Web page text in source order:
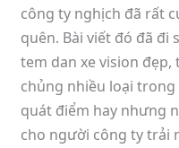
công ty nghịch đã rất
quên. Bài viết đó đã đi
tem dan xe vision
chủng nhiều loại
quát điểm hay nhưng
cho người công ty trải